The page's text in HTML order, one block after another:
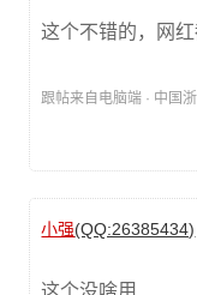
这个不错的，网
跟帖来自电脑端 · 中国
小强(QQ:26385434)